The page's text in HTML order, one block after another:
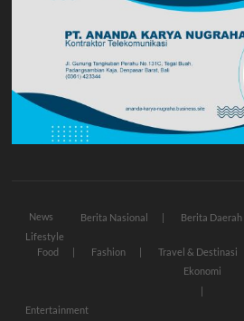
News Berita Nasional Berita Daerah
Lifestyle
Food
Fashion Travel & Destinasi
Ekonomi
Entertainment